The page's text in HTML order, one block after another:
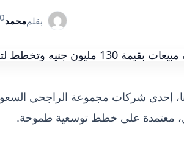
بقلممحمد10
معتمدة على خطط توسعية طموحة.